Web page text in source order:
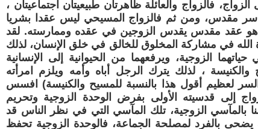
فالزواج والعائلة ظاهرتان طبيعيتان اجتماعيتان ،
سر مقدس، ومن ثم فالزواج المسيحي ليس عقدا بشريا
هو عقد مقدس يقدس الزوجين في عقده وممارسته. لقد
في مشاركة المخلوق للخالق في خلق الإنسان، لذلك
الزوجية، ويرفعهما من الحيوانية إلى الإنسانية
، لذلك يترك الرجل أباه وأمه ويلزم امرأته
لعظيم أقول هذا بالنسبة للمسيح والكنيسة) افسس
الزواج إلى قدسيته الأولى بفرض الوحدة الزوجية وتحريم
بالمآسي الزوجية، تلك المآسي التي في نظر الناس قد
يضحى بالفرد لمصلحة الجماعة، فالوحدة الزوجية تحفظ